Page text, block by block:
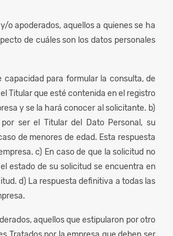
o apoderados, aquellos a quienes se ha
de cuáles son los datos personales
para formular la consulta, de
Titular que esté contenida en el registro
y se la hará conocer al solicitante. b)
ser el Titular del Dato Personal, su
de menores de edad. Esta respuesta
c) En caso de que la solicitud no
estado de su solicitud se encuentra en
d) La respuesta definitiva a todas las
aquellos que estipularon por otro